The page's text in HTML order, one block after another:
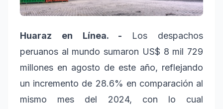
Huaraz en Línea. - Los despachos
peruanos al mundo sumaron US$ 8 mil 729
millones en agosto de este año, reflejando
un incremento de 28.6% en comparación al
mismo mes del 2024, con lo cual